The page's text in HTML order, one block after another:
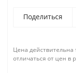
Поделиться
Цена действительна
отличаться от цен в